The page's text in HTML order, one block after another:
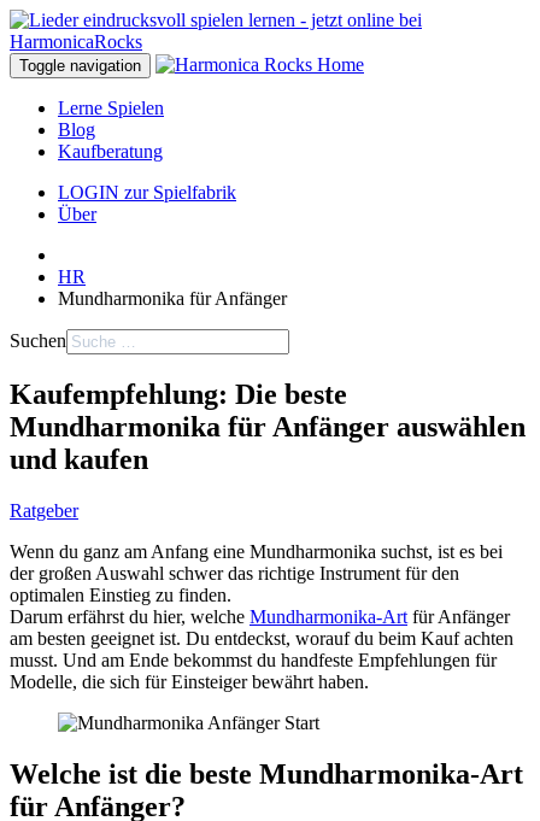
Toggle navigation
Lerne Spielen
Blog
Kaufberatung
LOGIN zur Spielfabrik
Über
HR
Mundharmonika für Anfänger
Suchen
Kaufempfehlung: Die beste
Mundharmonika für Anfänger auswählen
und kaufen
Ratgeber
Wenn du ganz am Anfang eine Mundharmonika suchst, ist es bei
der großen Auswahl schwer das richtige Instrument für den
optimalen Einstieg zu finden.
Darum erfährst du hier, welche Mundharmonika-Art für Anfänger
am besten geeignet ist. Du entdeckst, worauf du beim Kauf achten
musst. Und am Ende bekommst du handfeste Empfehlungen für
Modelle, die sich für Einsteiger bewährt haben.
Welche ist die beste Mundharmonika-Art
für Anfänger?